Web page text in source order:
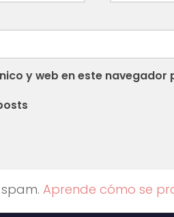
y web en este navegador
Aprende cómo se